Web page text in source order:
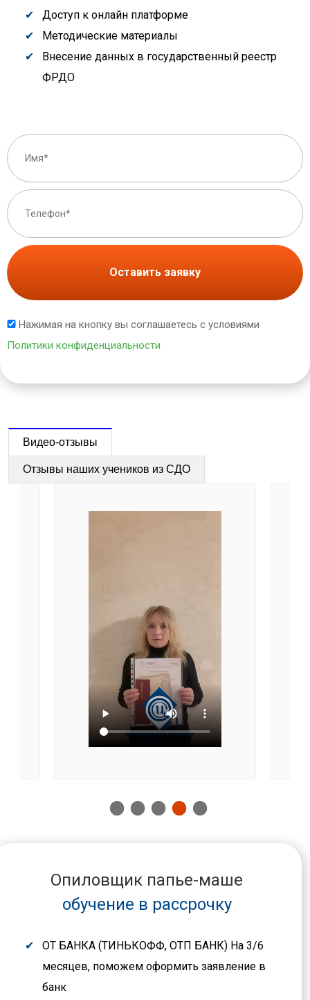
Доступ к онлайн платформе
Методические материалы
Внесение данных в государственный реестр
ФРДО
Оставить заявку
Нажимая на кнопку вы соглашаетесь с условиями
Политики конфиденциальности
Видео-отзывы
Отзывы наших учеников из СДО
Опиловщик папье-маше
обучение в рассрочку
ОТ БАНКА (ТИНЬКОФФ, ОТП БАНК) На 3/6
месяцев, поможем оформить заявление в
банк